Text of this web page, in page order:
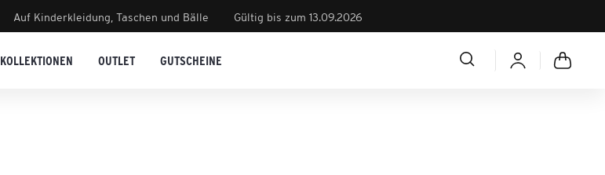
Auf Kinderkleidung, Taschen und Bälle Gültig bis zum 13.09.2026
KOLLEKTIONEN OUTLET GUTSCHEINE